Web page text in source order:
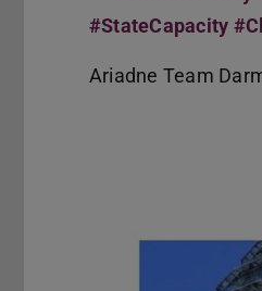
#StateCapacity
Ariadne Team